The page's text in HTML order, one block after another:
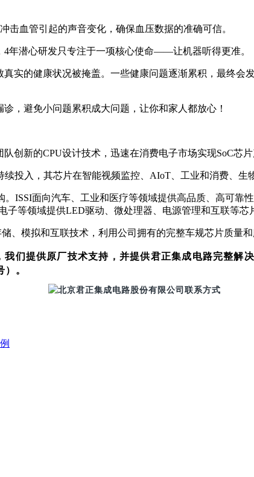
血管引起的声音变化，确保血压数据的准确可信。
潜心研发只专注于一项核心使命——让机器听得更准。
的健康状况被掩盖。一些健康问题逐渐累积，最终会
避免小问题累积成大问题，让你和家人都放心！
新的CPU设计技术，迅速在消费电子市场实现SoC芯片
入，其芯片在智能视频监控、AIoT、工业和消费、生
面向汽车、工业和医疗等领域提供高品质、高可靠
子等领域提供LED驱动、微处理器、电源管理和互联等芯
模拟和互联技术，利用公司拥有的完整车规芯片质量和
们提供原厂技术支持，并提供君正集成电路完整解
。